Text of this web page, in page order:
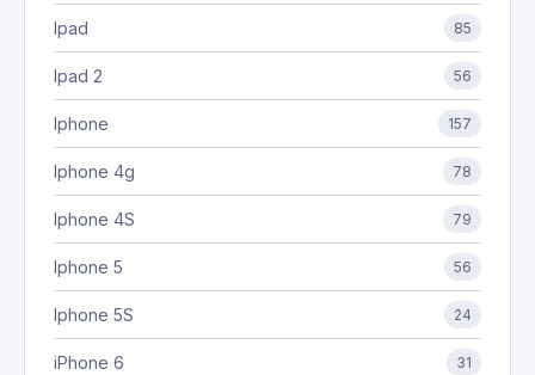
Ipad 85
Ipad 2 56
Iphone 157
Iphone 4g 78
Iphone 4S 79
Iphone 5 56
Iphone 5S 24
iPhone 6 31